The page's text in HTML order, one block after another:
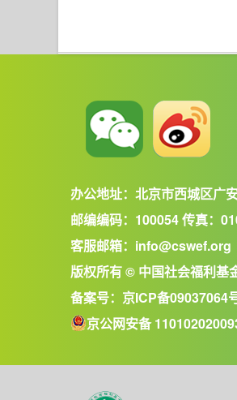
办公地址：北京市西城区广
邮编编码：100054 传真：
客服邮箱：info@cswef.org
版权所有 © 中国社会福利基
备案号： 京ICP备09037064
京公网安备